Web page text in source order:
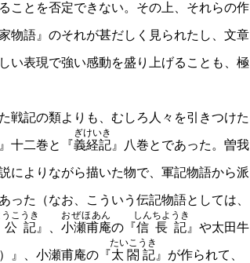
ことを否定できない。その上、それらの作
物語』のそれが甚だしく見られたし、文章
い表現で強い感動を盛り上げることも、極
記の類よりも、むしろ人々を引きつけた
十二巻と『義経記
ぎけいき
』八巻とであった。曽我
によりながら描いた物で、軍記物語から派
た（なお、こういう伝記物語としては、
記
こうき
』、 小瀬甫庵
おぜほあん
の『信長記
しんちようき
』や太田牛
』、小瀬甫庵の『太閤記
たいこうき
』が作られて、